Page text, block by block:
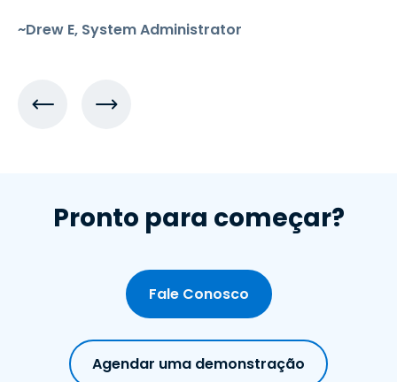
~Drew E, System Administrator
Pronto para começar?
Fale Conosco
Agendar uma demonstração